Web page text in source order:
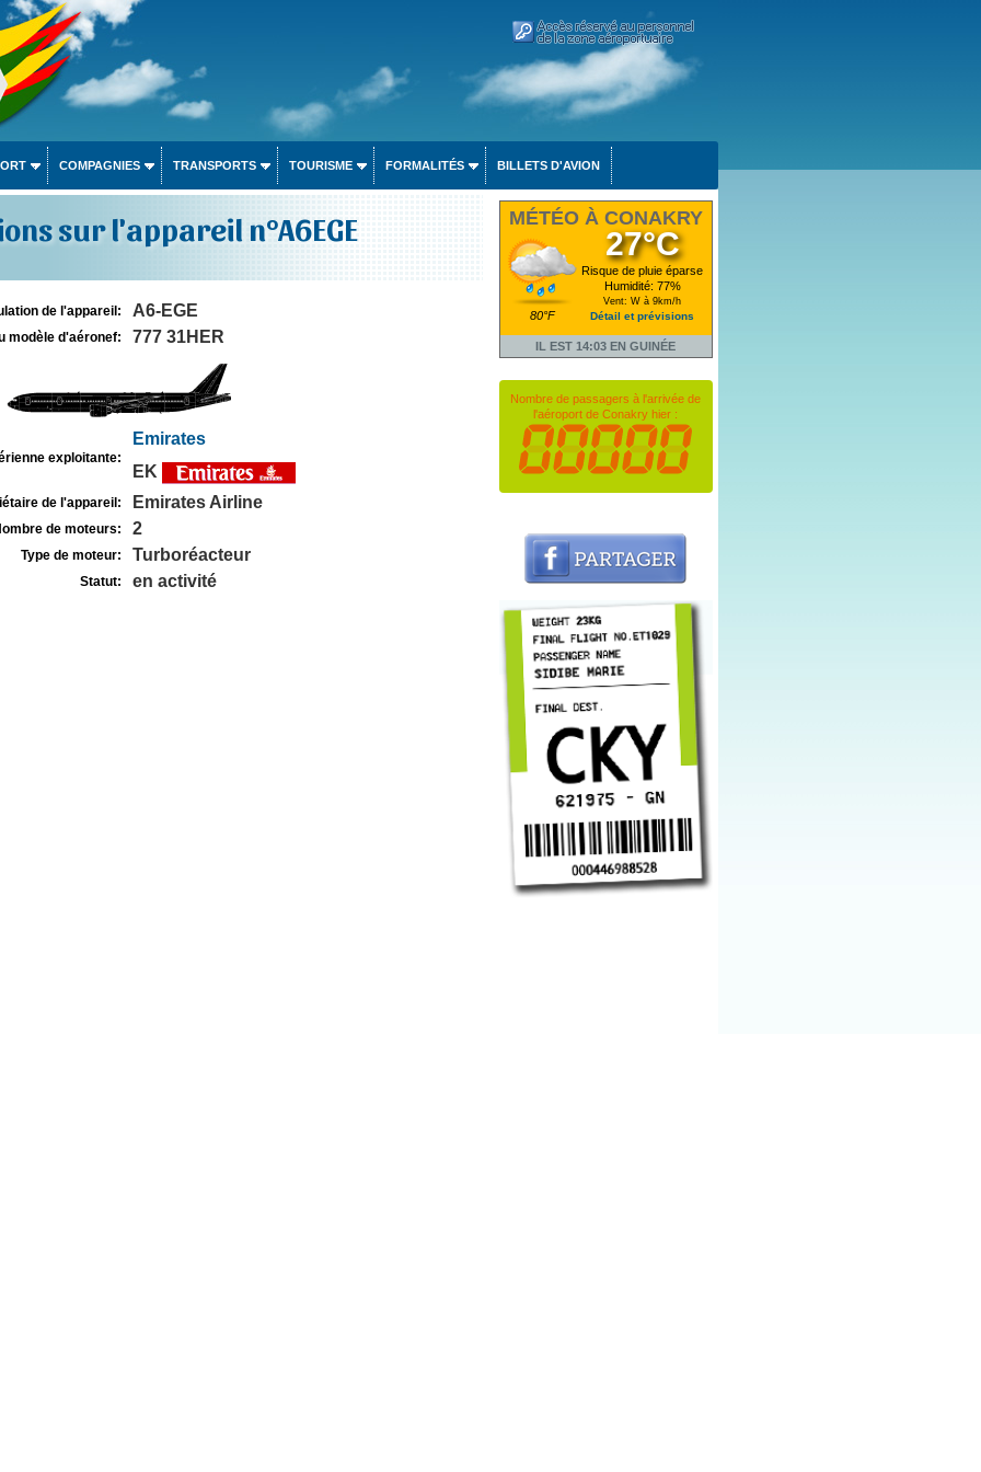
COMPAGNIES TRANSPORTS TOURISME FORMALITÉS BILLETS D'AVION
sur l'appareil n°A6EGE
de l'appareil: A6-EGE
modèle d'aéronef: 777 31HER
exploitante:
Emirates
EK
de l'appareil: Emirates Airline
de moteurs: 2
Type de moteur: Turboréacteur
Statut: en activité
MÉTÉO À CONAKRY
80°F
27°C
Risque de pluie éparse
Humidité: 77%
Vent: W à 9km/h
Détail et prévisions
IL EST 14:03 EN GUINÉE
Nombre de passagers à l'arrivée de
l'aéroport de Conakry hier :